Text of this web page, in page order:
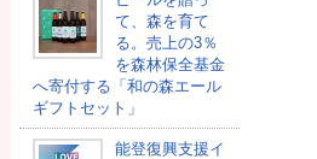
て、森を育て
る。売上の3％
を森林保全基金
へ寄付する「和の森エール
ギフトセット」
能登復興支援イ